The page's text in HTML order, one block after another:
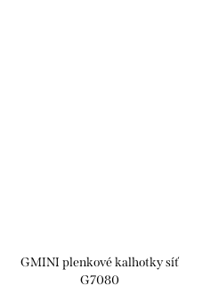
GMINI plenkové kalhotky síť
G7080